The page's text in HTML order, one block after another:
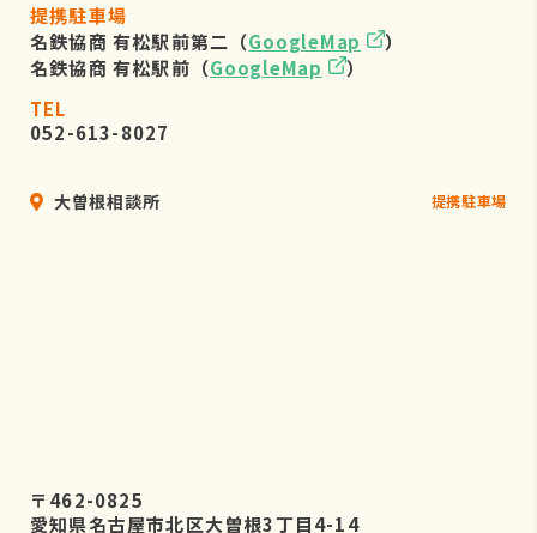
提携駐車場
名鉄協商 有松駅前第二（GoogleMap
）
名鉄協商 有松駅前（GoogleMap
）
TEL
052-613-8027
大曽根相談所 提携駐車場
〒462-0825
愛知県名古屋市北区大曽根3丁目4-14